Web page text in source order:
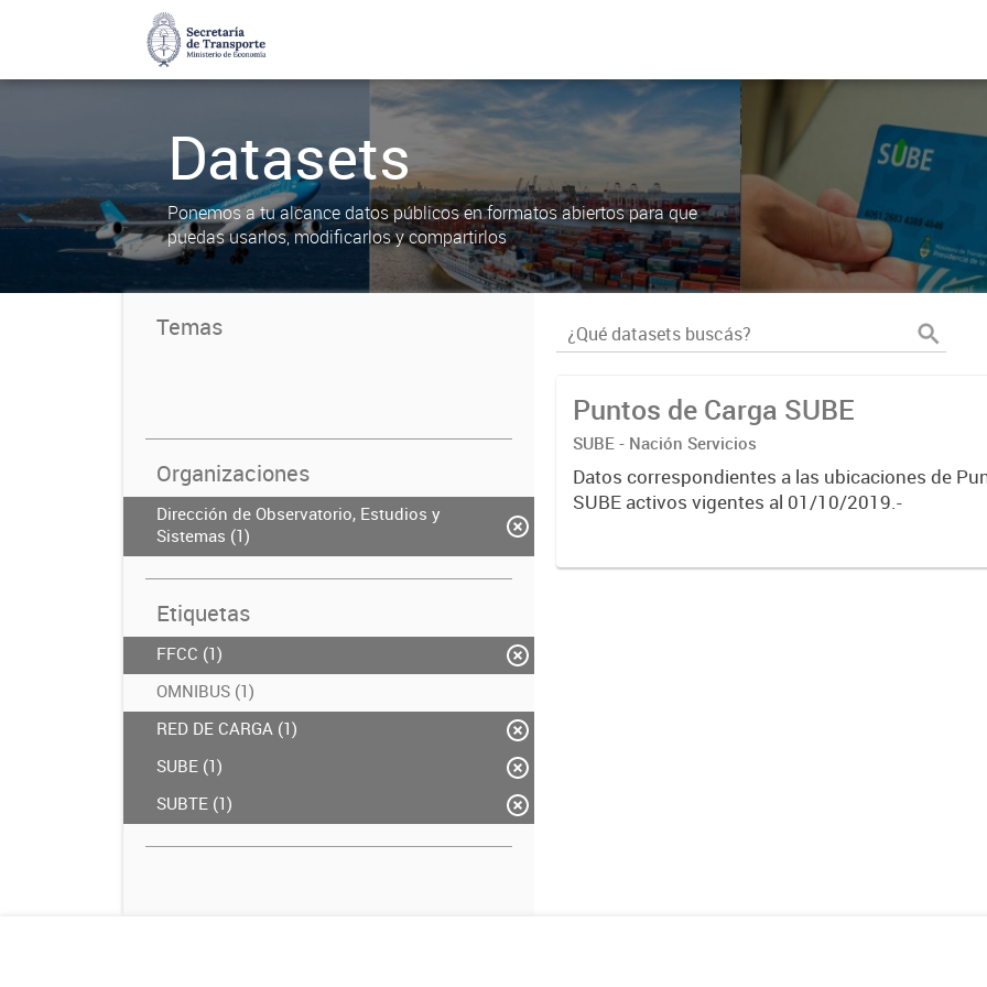
Datasets
Ponemos a tu alcance datos públicos en formatos abiertos para que
puedas usarlos, modificarlos y compartirlos
Temas
Organizaciones
Dirección de Observatorio, Estudios y
Sistemas (1)
Etiquetas
FFCC (1)
OMNIBUS (1)
RED DE CARGA (1)
SUBE (1)
SUBTE (1)
Puntos de Carga SUBE
SUBE - Nación Servicios
Datos correspondientes a las ubicaciones de
SUBE activos vigentes al 01/10/2019.-